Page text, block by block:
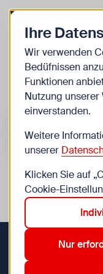
Zurück zur Startseite
Kinder
Suche im Bereich
Suchen
Aktive Filter: 12.
Zurück zur Startseite
Ihre
Wir verwenden
Bedüfnissen
Funktionen
Nutzung
einverstanden.
Weitere
unserer
Klicken Sie auf
Cookie-
Nur